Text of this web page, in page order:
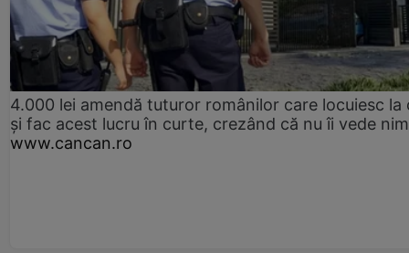
4.000 lei amendă tuturor românilor care locuiesc la
și fac acest lucru în curte, crezând că nu îi vede
www.cancan.ro